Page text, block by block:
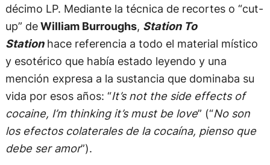
décimo LP. Mediante la técnica de recortes o “cut-
up” deWilliam Burroughs, Station To
Stationhace referencia a todo el material místico
y esotérico que había estado leyendo y una
mención expresa a la sustancia que dominaba su
vida por esos años: “It’s not the side effects of
cocaine, I’m thinking it’s must be love” (“No son
los efectos colaterales de la cocaína, pienso que
debe ser amor”).